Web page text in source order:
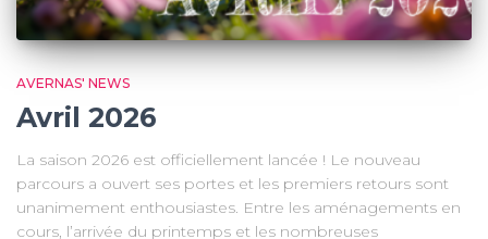
AVERNAS' NEWS
Avril 2026
La saison 2026 est officiellement lancée ! Le nouveau
parcours a ouvert ses portes et les premiers retours sont
unanimement enthousiastes. Entre les aménagements en
cours, l’arrivée du printemps et les nombreuses